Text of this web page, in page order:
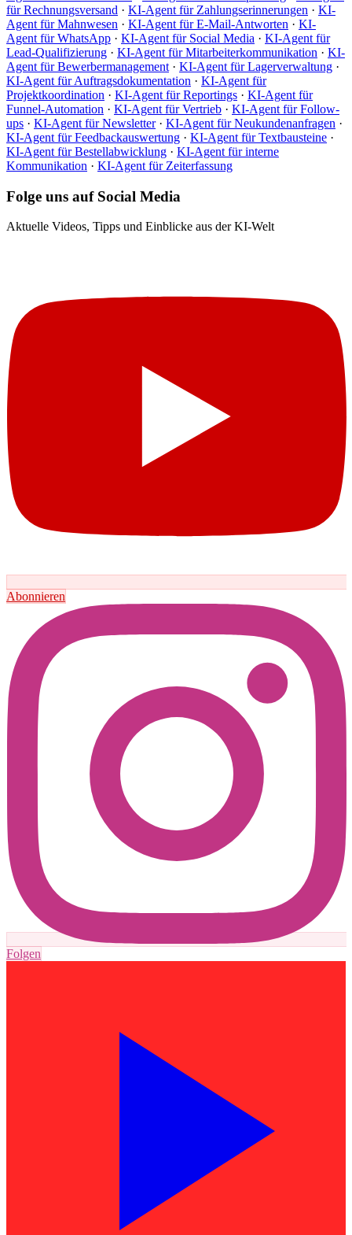
für Rechnungsversand · KI-Agent für Zahlungserinnerungen · KI-
Agent für Mahnwesen · KI-Agent für E-Mail-Antworten · KI-
Agent für WhatsApp · KI-Agent für Social Media · KI-Agent für
Lead-Qualifizierung · KI-Agent für Mitarbeiterkommunikation · KI-
Agent für Bewerbermanagement · KI-Agent für Lagerverwaltung ·
KI-Agent für Auftragsdokumentation · KI-Agent für
Projektkoordination · KI-Agent für Reportings · KI-Agent für
Funnel-Automation · KI-Agent für Vertrieb · KI-Agent für Follow-
ups · KI-Agent für Newsletter· KI-Agent für Neukundenanfragen ·
KI-Agent für Feedbackauswertung · KI-Agent für Textbausteine ·
KI-Agent für Bestellabwicklung · KI-Agent für interne
Kommunikation · KI-Agent für Zeiterfassung
Folge uns auf Social Media
Aktuelle Videos, Tipps und Einblicke aus der KI-Welt
Abonnieren
Folgen